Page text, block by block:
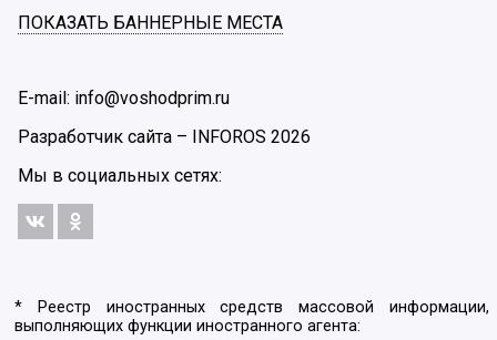
ПОКАЗАТЬ БАННЕРНЫЕ МЕСТА
E-mail: info@voshodprim.ru
Разработчик сайта – INFOROS 2026
Мы в социальных сетях:
* Реестр иностранных средств массовой информации,
выполняющих функции иностранного агента: